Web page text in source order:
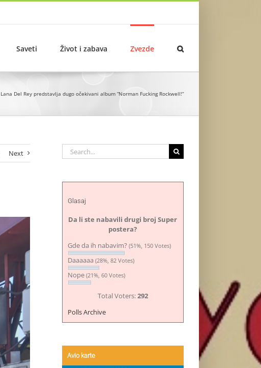
Saveti Život i zabava Zvezde
Lana Del Rey predstavlja dugo očekivani album “Norman Fucking Rockwell!“
Next
Search
for:
Glasaj
Da li ste nabavili drugi broj Super
postera?
Gde da ih nabavim? (51%, 150 Votes)
Daaaaaa (28%, 82 Votes)
Nope (21%, 60 Votes)
Total Voters:292
Polls Archive
Avio karte